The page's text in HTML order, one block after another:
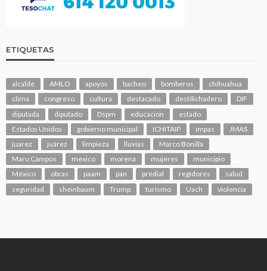
ETIQUETAS
alcalde AMLO apoyos bacheo bomberos
chihuahua
clima
congreso cultura destacado destilichadero
DIF
diputada
diputado Dspm educacion
estado
Estados Unidos
gobierno municipal ICHITAIP impas
JMAS
juarez
juárez limpieza lluvias
Marco Bonilla
Maru Campos
mexico morena mujeres
municipio
México
obras paam pan predial regidores
salud
seguridad
sheinbaum Trump turismo Uach violencia